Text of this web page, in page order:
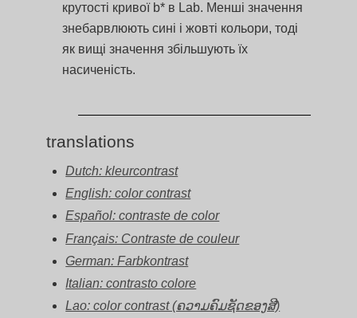
крутості кривої b* в Lab. Менші значення
знебарвлюють сині і жовті кольори, тоді
як вищі значення збільшують їх
насиченість.
translations
Dutch: kleurcontrast
English: color contrast
Español: contraste de color
Français: Contraste de couleur
German: Farbkontrast
Italian: contrasto colore
Lao: color contrast (ຄວາມຄົມຊັດຂອງສີ)